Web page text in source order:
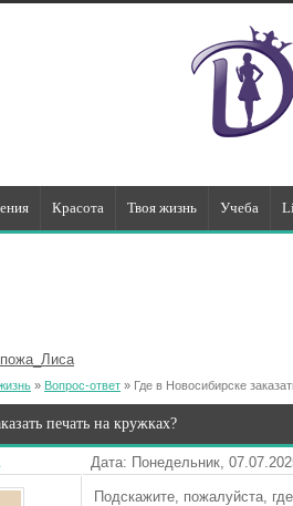
Красота Твоя жизнь Учеба
» Вопрос-ответ » Где в Новосибирске
печать на кружках?
Дата: Понедельник,
Подскажите, пожалуйста,